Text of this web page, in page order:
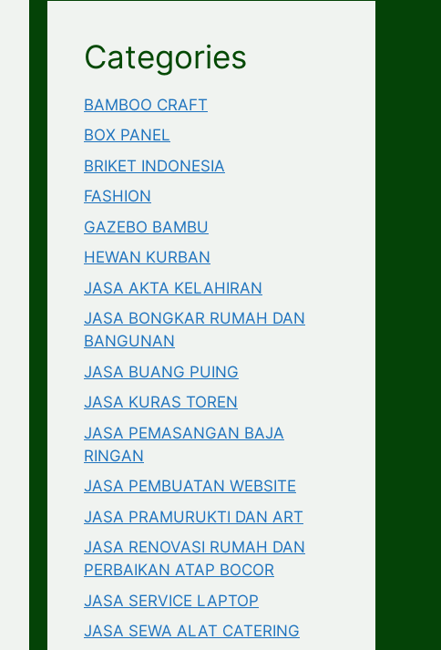
Categories
BAMBOO CRAFT
BOX PANEL
BRIKET INDONESIA
FASHION
GAZEBO BAMBU
HEWAN KURBAN
JASA AKTA KELAHIRAN
JASA BONGKAR RUMAH DAN
BANGUNAN
JASA BUANG PUING
JASA KURAS TOREN
JASA PEMASANGAN BAJA
RINGAN
JASA PEMBUATAN WEBSITE
JASA PRAMURUKTI DAN ART
JASA RENOVASI RUMAH DAN
PERBAIKAN ATAP BOCOR
JASA SERVICE LAPTOP
JASA SEWA ALAT CATERING